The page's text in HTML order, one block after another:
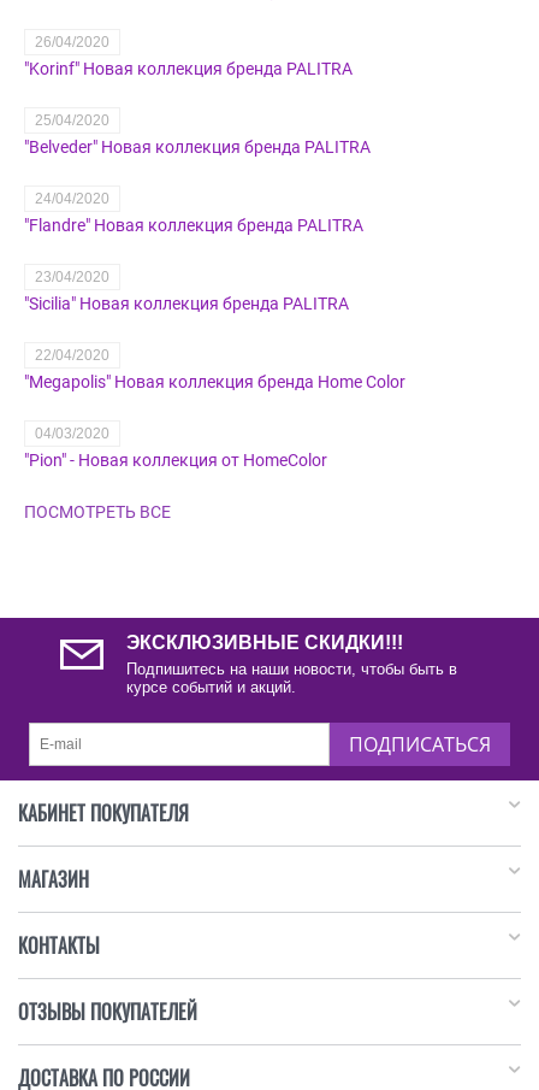
26/04/2020
"Korinf" Новая коллекция бренда PALITRA
25/04/2020
​"Belveder" Новая коллекция бренда PALITRA
24/04/2020
"Flandre" Новая коллекция бренда PALITRA
23/04/2020
"Sicilia" Новая коллекция бренда PALITRA
22/04/2020
"Megapolis" Новая коллекция бренда Home Color
04/03/2020
"Pion" - Новая коллекция от HomeColor
ПОСМОТРЕТЬ ВСЕ
ЭКСКЛЮЗИВНЫЕ СКИДКИ!!!
Подпишитесь на наши новости, чтобы быть в
курсе событий и акций.
ПОДПИСАТЬСЯ
КАБИНЕТ ПОКУПАТЕЛЯ
МАГАЗИН
КОНТАКТЫ
ОТЗЫВЫ ПОКУПАТЕЛЕЙ
ДОСТАВКА ПО РОССИИ